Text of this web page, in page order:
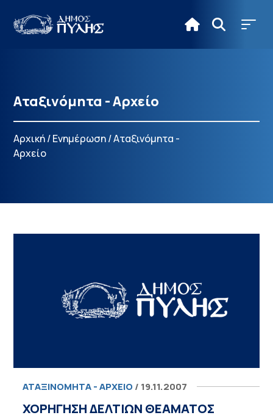
Αταξινόμητα - Αρχείο
Αρχική/Ενημέρωση/Αταξινόμητα -
Αρχείο
ΑΤΑΞΙΝΌΜΗΤΑ - ΑΡΧΕΊΟ / 19.11.2007
ΧΟΡΗΓΗΣΗ ΔΕΛΤΙΩΝ ΘΕΑΜΑΤΟΣ